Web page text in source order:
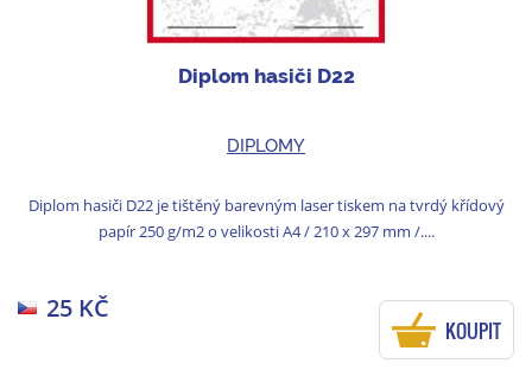
Diplom hasiči D22
DIPLOMY
Diplom hasiči D22 je tištěný barevným laser tiskem na tvrdý křídový
papír 250 g/m2 o velikosti A4 / 210 x 297 mm /....
25 KČ
KOUPIT